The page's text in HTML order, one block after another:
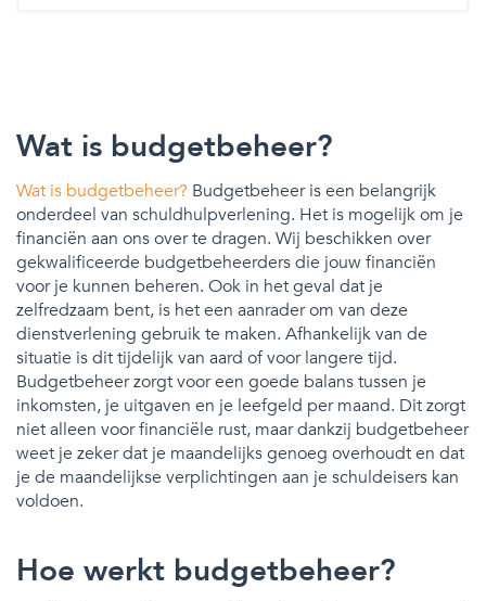
Wat is budgetbeheer?
Wat is budgetbeheer? Budgetbeheer is een belangrijk
onderdeel van schuldhulpverlening. Het is mogelijk om je
financiën aan ons over te dragen. Wij beschikken over
gekwalificeerde budgetbeheerders die jouw financiën
voor je kunnen beheren. Ook in het geval dat je
zelfredzaam bent, is het een aanrader om van deze
dienstverlening gebruik te maken. Afhankelijk van de
situatie is dit tijdelijk van aard of voor langere tijd.
Budgetbeheer zorgt voor een goede balans tussen je
inkomsten, je uitgaven en je leefgeld per maand. Dit zorgt
niet alleen voor financiële rust, maar dankzij budgetbeheer
weet je zeker dat je maandelijks genoeg overhoudt en dat
je de maandelijkse verplichtingen aan je schuldeisers kan
voldoen.
Hoe werkt budgetbeheer?